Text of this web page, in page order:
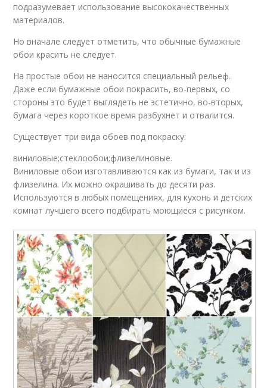
подразумевает использование высококачественных
материалов.
Но вначале следует отметить, что обычные бумажные
обои красить не следует.
На простые обои не наносится специальный рельеф.
Даже если бумажные обои покрасить, во-первых, со
стороны это будет выглядеть не эстетично, во-вторых,
бумага через короткое время разбухнет и отвалится.
Существует три вида обоев под покраску:
виниловые;стеклообои;флизелиновые.
Виниловые обои изготавливаются как из бумаги, так и из
флизелина. Их можно окрашивать до десяти раз.
Используются в любых помещениях, для кухонь и детских
комнат лучшего всего подбирать моющиеся с рисунком.